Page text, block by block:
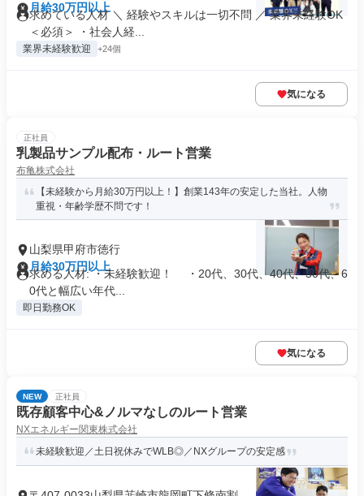
月給30万円以上
求めている人材 ＼ 経験やスキルは一切不問 ／ 業界未経験OK
＜必須＞ ・社会人経...
業界未経験歓迎 +24個
気になる
正社員
乳製品サンプル配布・ルート営業
布亀株式会社
【未経験から月給30万円以上！】創業143年の安定した当社。人物
重視・年齢学歴不問です！
山梨県甲府市徳行
月給30万円以上
求める人材: ・未経験歓迎！ ・20代、30代、40代、50代、6
0代と幅広い年代...
即日勤務OK
気になる
NEW 正社員
既存顧客中心&ノルマなしのルート営業
NXエネルギー関東株式会社
未経験歓迎／土日祝休みでWLB◎／NXグループの安定感